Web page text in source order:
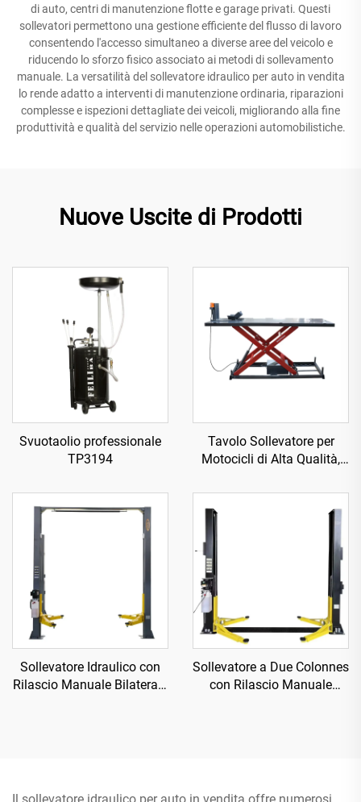
di auto, centri di manutenzione flotte e garage privati. Questi
sollevatori permettono una gestione efficiente del flusso di lavoro
consentendo l'accesso simultaneo a diverse aree del veicolo e
riducendo lo sforzo fisico associato ai metodi di sollevamento
manuale. La versatilità del sollevatore idraulico per auto in vendita
lo rende adatto a interventi di manutenzione ordinaria, riparazioni
complesse e ispezioni dettagliate dei veicoli, migliorando alla fine
produttività e qualità del servizio nelle operazioni automobilistiche.
Nuove Uscite di Prodotti
Svuotaolio professionale
TP3194
Tavolo Sollevatore per
Motocicli di Alta Qualità,
TP04157-DM-2275
Sollevatore Idraulico con
Rilascio Manuale Bilaterale
Sollevatore a Due Colonnes
con Rilascio Manuale